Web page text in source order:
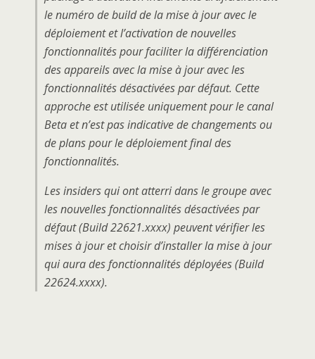
le numéro de build de la mise à jour avec le
déploiement et l’activation de nouvelles
fonctionnalités pour faciliter la différenciation
des appareils avec la mise à jour avec les
fonctionnalités désactivées par défaut. Cette
approche est utilisée uniquement pour le canal
Beta et n’est pas indicative de changements ou
de plans pour le déploiement final des
fonctionnalités.
Les insiders qui ont atterri dans le groupe avec
les nouvelles fonctionnalités désactivées par
défaut (Build 22621.xxxx) peuvent vérifier les
mises à jour et choisir d’installer la mise à jour
qui aura des fonctionnalités déployées (Build
22624.xxxx).